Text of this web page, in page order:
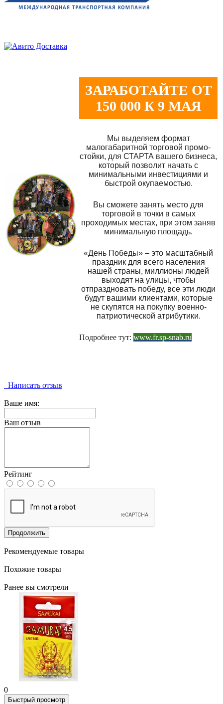
ЗАРАБОТАЙТЕ ОТ
150 000 К 9 МАЯ
Мы выделяем формат
малогабаритной торговой промо-
стойки, для СТАРТА вашего бизнеса,
который позволит начать с
минимальными инвестициями и
быстрой окупаемостью.
Вы сможете занять место для
торговой в точки в самых
проходимых местах, при этом заняв
минимальную площадь.
«День Победы» – это масштабный
праздник для всего населения
нашей страны, миллионы людей
выходят на улицы, чтобы
отпраздновать победу, все эти люди
будут вашими клиентами, которые
не скупятся на покупку военно-
патриотической атрибутики.
Подробнее тут: www.fr.sp-snab.ru
Написать отзыв
Ваше имя:
Ваш отзыв
Рейтинг
Продолжить
Рекомендуемые товары
Похожие товары
Ранее вы смотрели
0
Быстрый просмотр